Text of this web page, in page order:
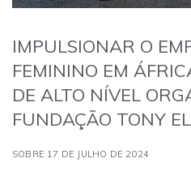
IMPULSIONAR O
FEMININO EM
DE ALTO NÍVEL
FUNDAÇÃO TONY
SOBRE 17 DE JULHO DE 2024